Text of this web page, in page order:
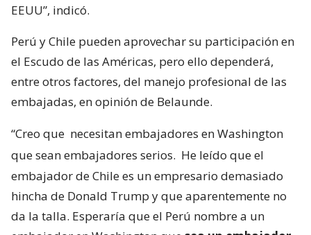
EEUU”, indicó.
Perú y Chile pueden aprovechar su participación en
el Escudo de las Américas, pero ello dependerá,
entre otros factores, del manejo profesional de las
embajadas, en opinión de Belaunde.
“Creo que necesitan embajadores en Washington
que sean embajadores serios. He leído que el
embajador de Chile es un empresario demasiado
hincha de Donald Trump y que aparentemente no
da la talla. Esperaría que el Perú nombre a un